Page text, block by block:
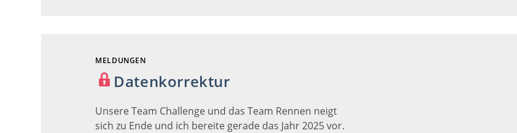
MELDUNGEN
Datenkorrektur
Unsere Team Challenge und das Team Rennen neigt
sich zu Ende und ich bereite gerade das Jahr 2025 vor.